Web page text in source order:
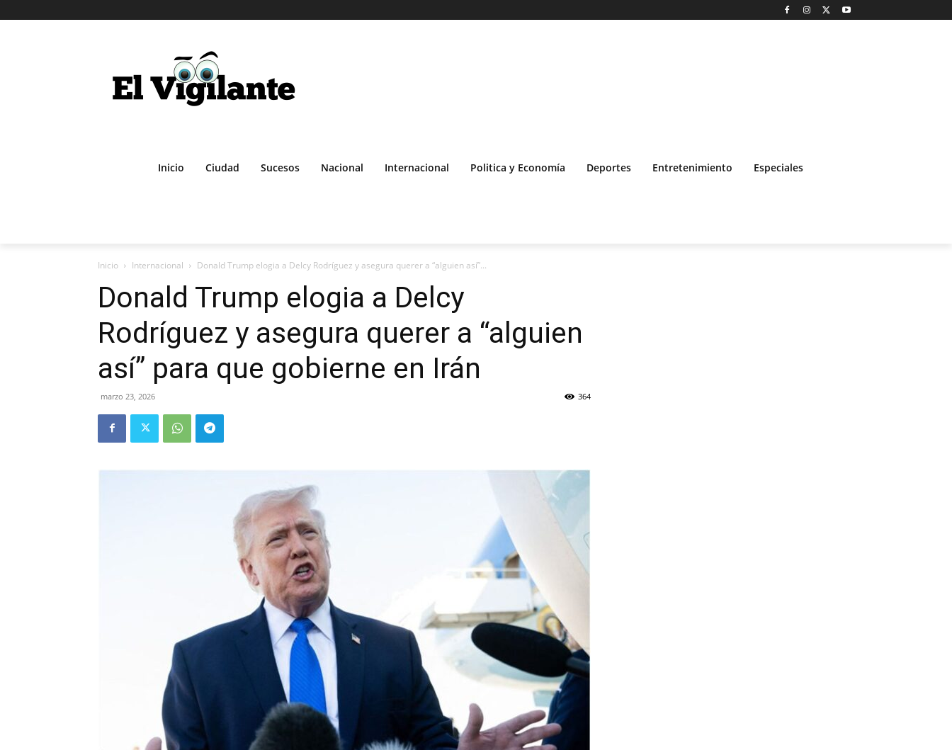
Inicio Ciudad Sucesos Nacional Internacional Politica y Economía Deportes Entretenimiento Especiales
Inicio Internacional Donald Trump elogia a Delcy Rodríguez y asegura querer a “alguien así”...
Donald Trump elogia a Delcy
Rodríguez y asegura querer a “alguien
así” para que gobierne en Irán
marzo 23, 2026 364